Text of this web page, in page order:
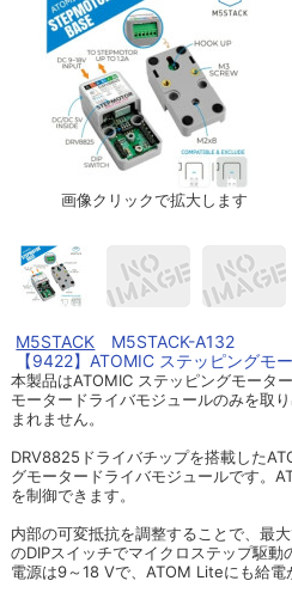
画像クリックで拡大します
M5STACK M5STACK-A132
【9422】ATOMIC ステッピングモ
本製品はATOMIC ステッピングモータ
モータードライバモジュールのみを取
まれません。
DRV8825ドライバチップを搭載した
グモータードライバモジュールです。
を制御できます。
内部の可変抵抗を調整することで、最
のDIPスイッチでマイクロステップ駆
電源は9～18 Vで、ATOM Liteにも給電